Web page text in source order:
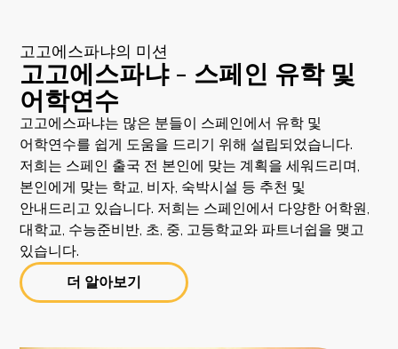
고고에스파냐의 미션
고고에스파냐 - 스페인 유학 및
어학연수
고고에스파냐는 많은 분들이 스페인에서 유학 및
어학연수를 쉽게 도움을 드리기 위해 설립되었습니다.
저희는 스페인 출국 전 본인에 맞는 계획을 세워드리며,
본인에게 맞는 학교, 비자, 숙박시설 등 추천 및
안내드리고 있습니다. 저희는 스페인에서 다양한 어학원,
대학교, 수능준비반, 초, 중, 고등학교와 파트너쉽을 맺고
있습니다.
더 알아보기